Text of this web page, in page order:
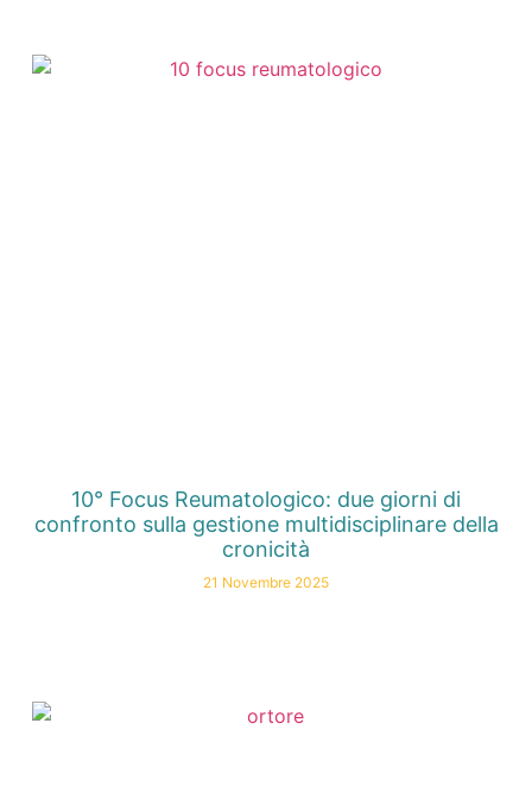
10° Focus Reumatologico: due giorni di
confronto sulla gestione multidisciplinare della
cronicità
21 Novembre 2025